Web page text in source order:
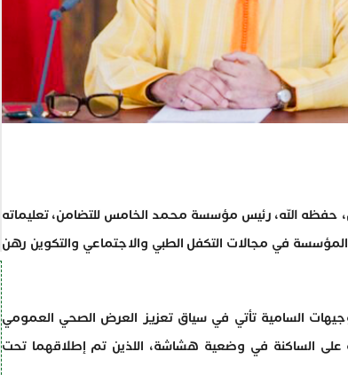
الله، رئيس مؤسسة محمد الخامس للتضامن، تعليماته
المؤسسة في مجالات التكفل الطبي والاجتماعي والتكوين رهن
السامية تأتي في سياق تعزيز العرض الصحي العمومي
على الساكنة في وضعية هشاشة، اللذين تم إطلاقهما تحت